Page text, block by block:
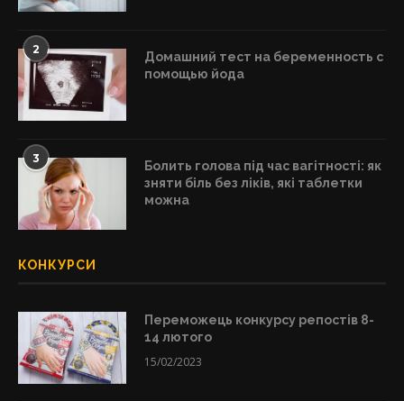
2
Домашний тест на беременность с
помощью йода
3
Болить голова під час вагітності: як
зняти біль без ліків, які таблетки
можна
КОНКУРСИ
Переможець конкурсу репостів 8-
14 лютого
15/02/2023